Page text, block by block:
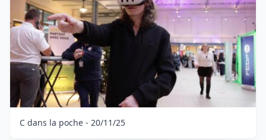
C dans la poche - 20/11/25